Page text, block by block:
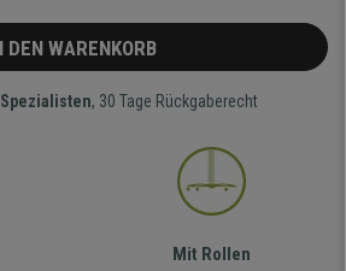
DEN WARENKORB
, 30 Tage Rückgaberecht
Mit Rollen